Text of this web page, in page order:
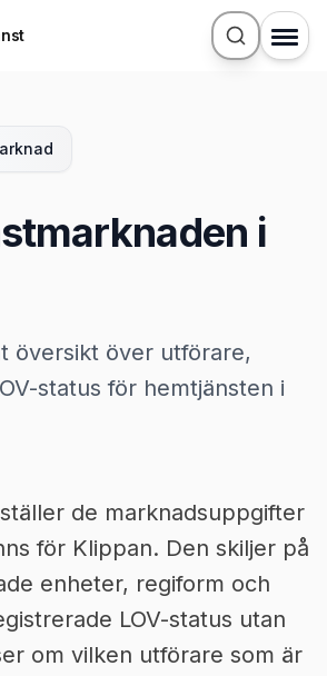
i
översikt över utförare,
status för hemtjänsten i
de marknadsuppgifter
för Klippan. Den skiljer på
enheter, regiform och
LOV-status utan
om vilken utförare som är